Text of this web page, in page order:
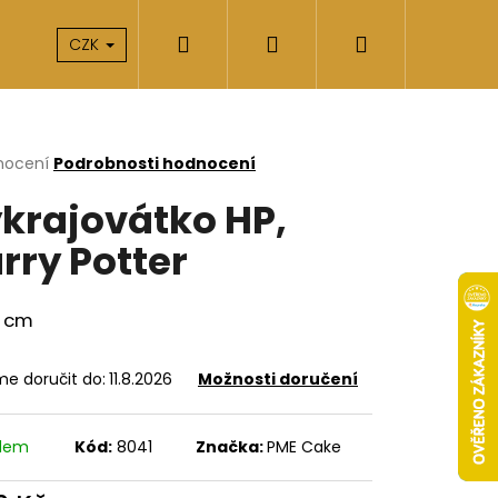
O nás
CZK Přihlášení
Podrobnosti hodnocení
HP,
Potter
cm
doručit do: 11.8.2026 Možnosti doručení
Kód: 8041 Značka:PME Cake
Následující